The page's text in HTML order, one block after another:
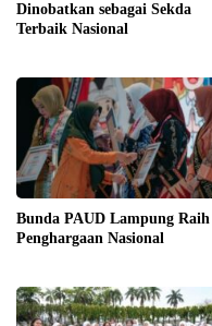
Dinobatkan sebagai Sekda
Terbaik Nasional
Bunda PAUD Lampung Raih
Penghargaan Nasional